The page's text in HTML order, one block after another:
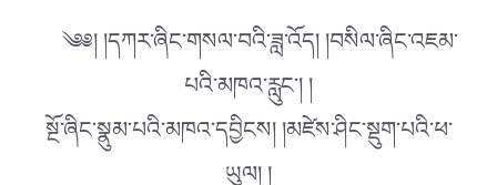
༄༅། །དཀར་ཞིང་གསལ་བའི་ཟླ་འོད། །བསིལ་ཞིང་འཇམ་
པའི་མཁའ་རླུང༌། །
སྔོ་ཞིང་སྣུམ་པའི་མཁའ་དབྱིངས། །མཛེས་ཤིང་སྡུག་པའི་ཕ་